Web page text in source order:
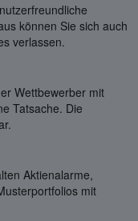
können Sie sich auch
verlassen.
Wettbewerber mit
Tatsache. Die
Aktienalarme,
mit